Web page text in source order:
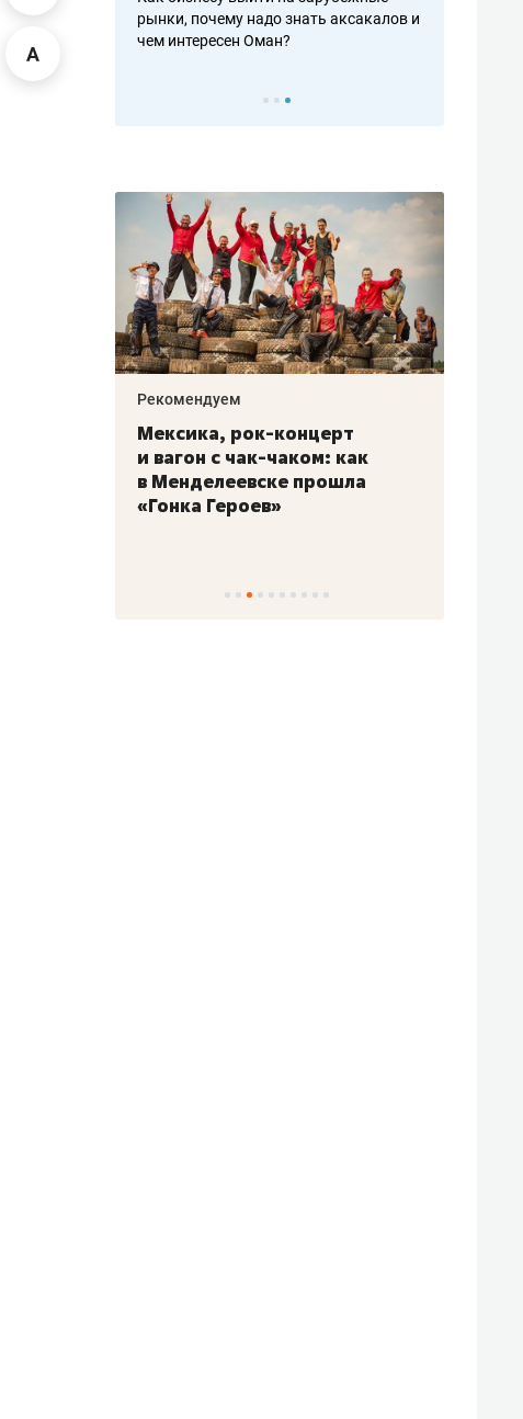
кредитов
рынки, почему надо знать аксакалов и
чем интересен Оман?
Рекомендуем
Мексика, рок-концерт
и вагон с чак-чаком: как
в Менделеевске прошла
«Гонка Героев»